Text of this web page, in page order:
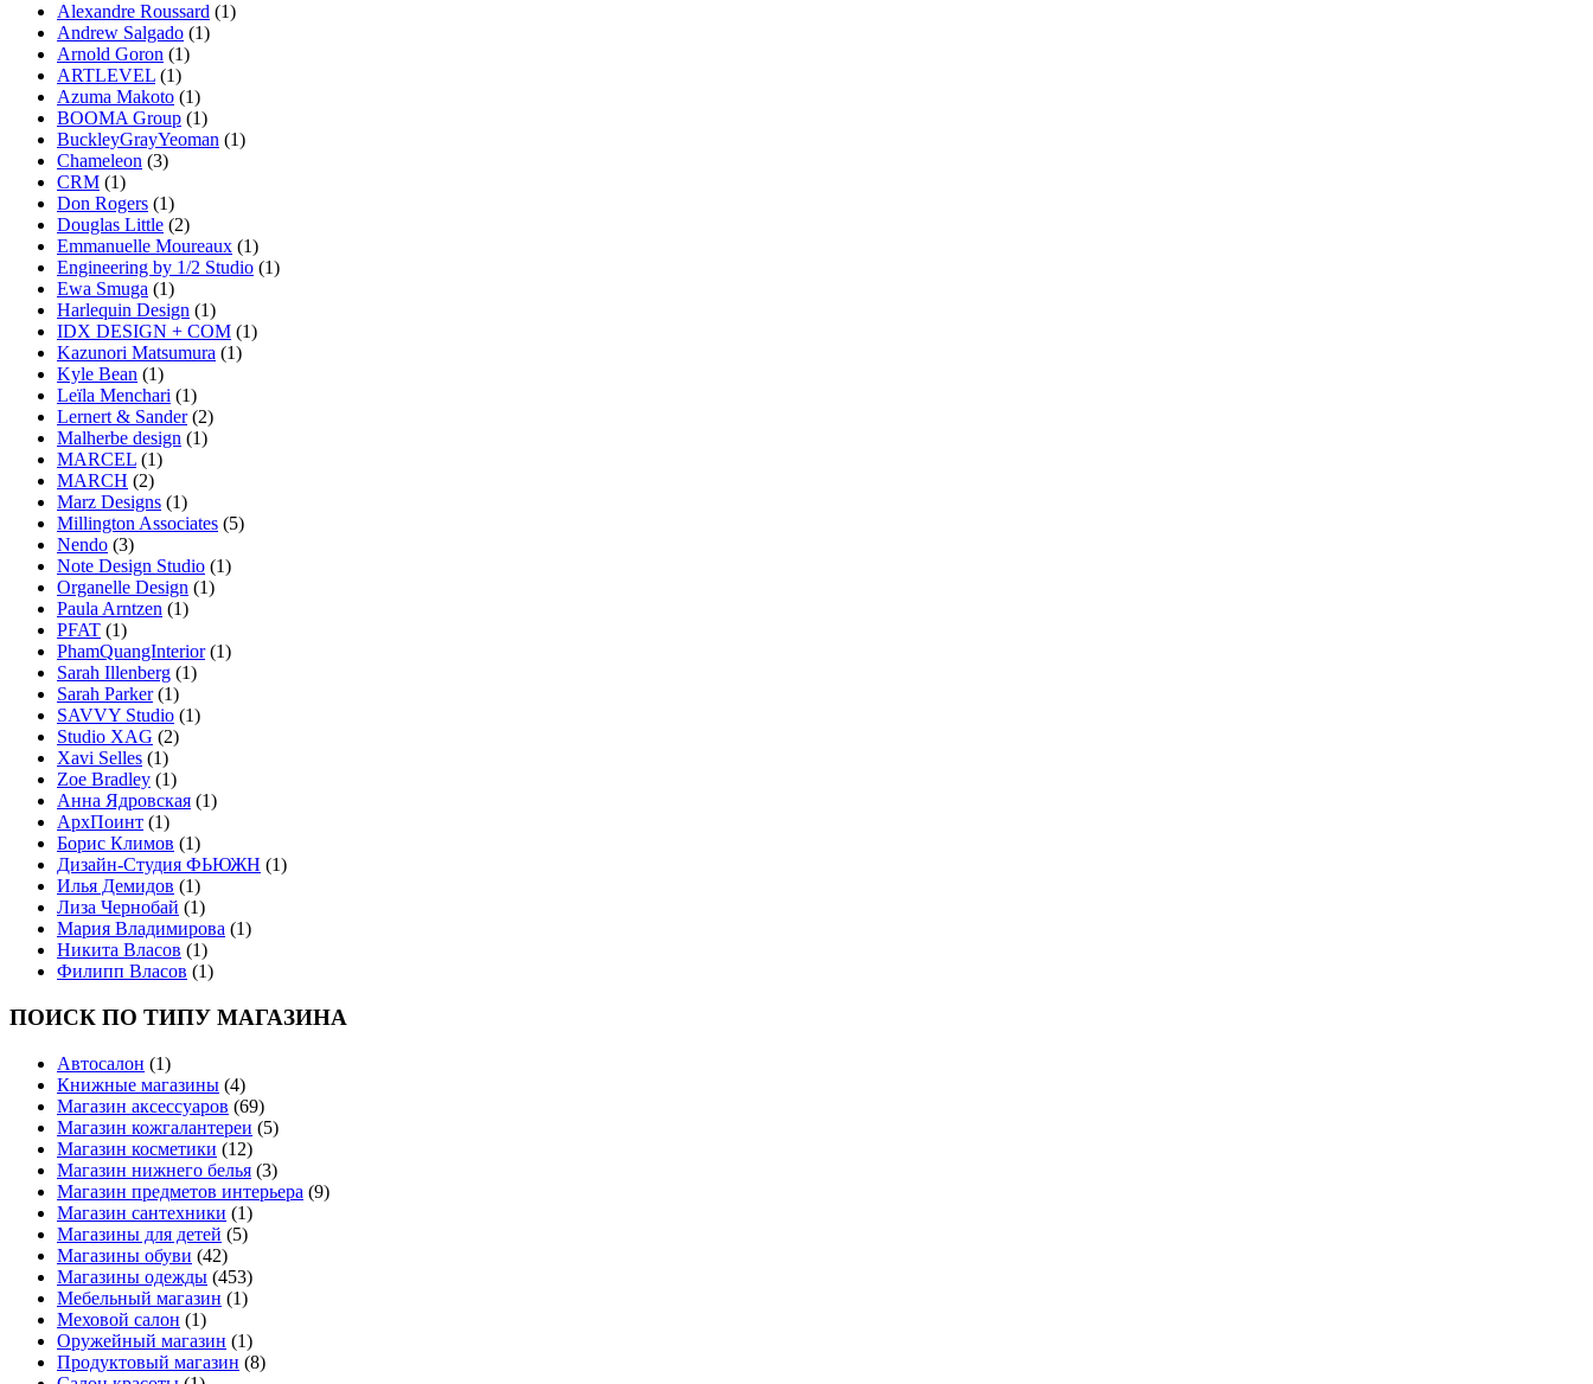
Alexandre Roussard (1)
Andrew Salgado (1)
Arnold Goron (1)
ARTLEVEL (1)
Azuma Makoto (1)
BOOMA Group (1)
BuckleyGrayYeoman (1)
Chameleon (3)
CRM (1)
Don Rogers (1)
Douglas Little (2)
Emmanuelle Moureaux (1)
Engineering by 1/2 Studio (1)
Ewa Smuga (1)
Harlequin Design (1)
IDX DESIGN + COM (1)
Kazunori Matsumura (1)
Kyle Bean (1)
Leïla Menchari (1)
Lernert & Sander(2)
Malherbe design (1)
MARCEL (1)
MARCH (2)
Marz Designs (1)
Millington Associates (5)
Nendo (3)
Note Design Studio (1)
Organelle Design (1)
Paula Arntzen (1)
PFAT (1)
PhamQuangInterior(1)
Sarah Illenberg (1)
Sarah Parker(1)
SAVVY Studio (1)
Studio XAG (2)
Xavi Selles (1)
Zoe Bradley (1)
Анна Ядровская (1)
АрхПоинт (1)
Борис Климов (1)
Дизайн-Студия ФЬЮЖН (1)
Илья Демидов (1)
Лиза Чернобай (1)
Мария Владимирова (1)
Никита Власов (1)
Филипп Власов (1)
ПОИСК ПО ТИПУ МАГАЗИНА
Автосалон (1)
Книжные магазины (4)
Магазин аксессуаров (69)
Магазин кожгалантереи (5)
Магазин косметики (12)
Магазин нижнего белья (3)
Магазин предметов интерьера (9)
Магазин сантехники (1)
Магазины для детей (5)
Магазины обуви (42)
Магазины одежды (453)
Мебельный магазин (1)
Меховой салон (1)
Оружейный магазин (1)
Продуктовый магазин (8)